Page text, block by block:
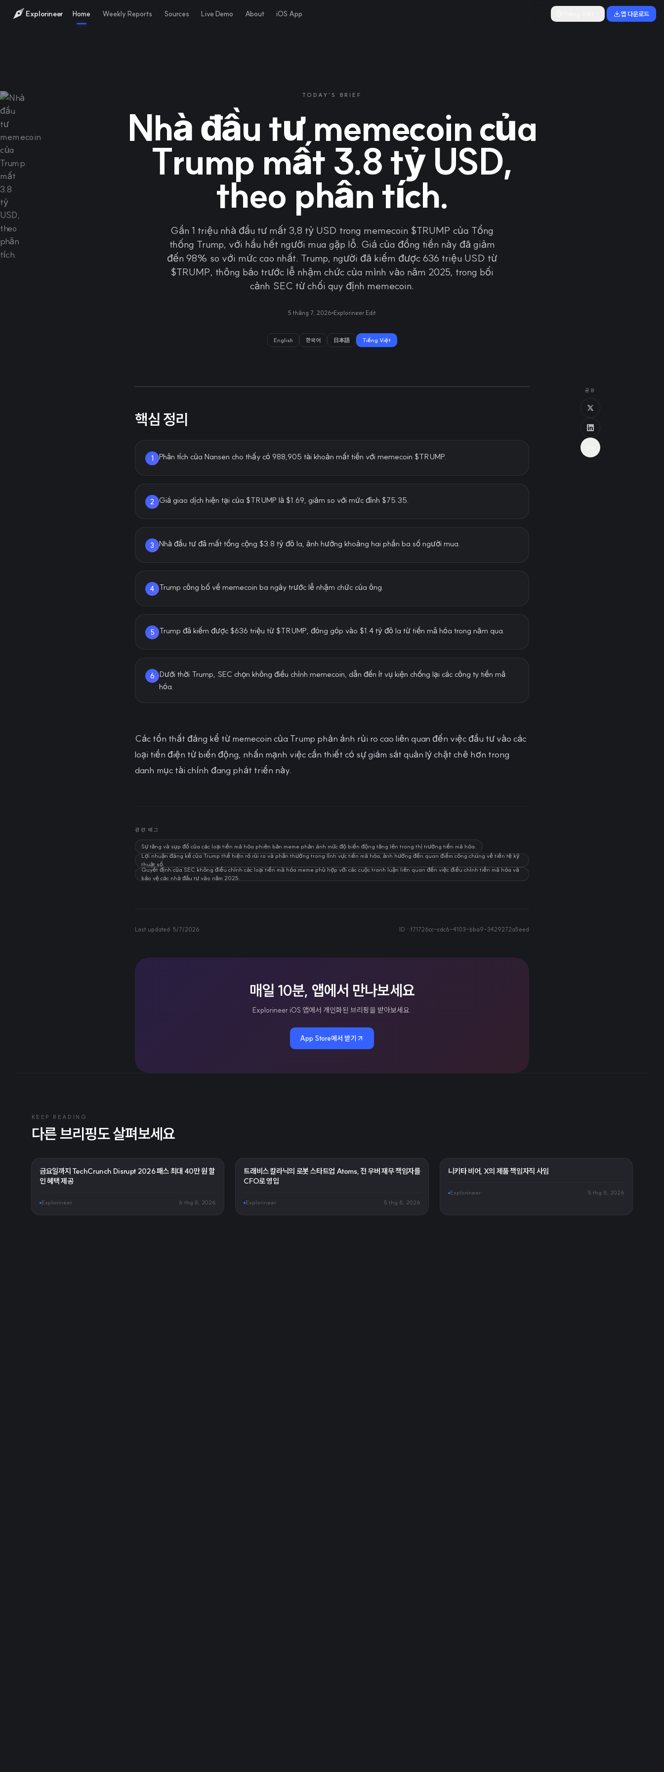
Explorineer Home Weekly Reports Sources Live Demo About iOS App 앱 다운로드
TODAY'S BRIEF
Nhà đầu tư memecoin của
Trump mất 3.8 tỷ USD,
theo phân tích.
Gần 1 triệu nhà đầu tư mất 3,8 tỷ USD trong memecoin $TRUMP của Tổng
thống Trump, với hầu hết người mua gặp lỗ. Giá của đồng tiền này đã giảm
đến 98% so với mức cao nhất. Trump, người đã kiếm được 636 triệu USD từ
$TRUMP, thông báo trước lễ nhậm chức của mình vào năm 2025, trong bối
cảnh SEC từ chối quy định memecoin.
5 tháng 7, 2026 Explorineer Edit
English 한국어 日本語 Tiếng Việt
핵심 정리
1 Phân tích của Nansen cho thấy có 988,905 tài khoản mất tiền với memecoin $TRUMP.
2 Giá giao dịch hiện tại của $TRUMP là $1.69, giảm so với mức đỉnh $75.35.
3 Nhà đầu tư đã mất tổng cộng $3.8 tỷ đô la, ảnh hưởng khoảng hai phần ba số người mua.
4 Trump công bố về memecoin ba ngày trước lễ nhậm chức của ông.
5 Trump đã kiếm được $636 triệu từ $TRUMP, đóng góp vào $1.4 tỷ đô la từ tiền mã hóa trong năm qua.
6
Dưới thời Trump, SEC chọn không điều chỉnh memecoin, dẫn đến ít vụ kiện chống lại các công ty tiền mã
hóa.
Các tổn thất đáng kể từ memecoin của Trump phản ánh rủi ro cao liên quan đến việc đầu tư vào các
loại tiền điện tử biến động, nhấn mạnh việc cần thiết có sự giám sát quản lý chặt chẽ hơn trong
danh mục tài chính đang phát triển này.
관련 태그
Sự tăng và sụp đổ của các loại tiền mã hóa phiên bản meme phản ánh mức độ biến động tăng lên trong thị trường tiền mã hóa.
Lợi nhuận đáng kể của Trump thể hiện rõ rủi ro và phần thưởng trong lĩnh vực tiền mã hóa, ảnh hưởng đến quan điểm công chúng về tiền tệ kỹ
thuật số.
Quyết định của SEC không điều chỉnh các loại tiền mã hóa meme phù hợp với các cuộc tranh luận liên quan đến việc điều chỉnh tiền mã hóa và
bảo vệ các nhà đầu tư vào năm 2025.
Last updated: 5/7/2026 ID · f71726cc-cdc6-4103-bba9-3429272a5eed
매일 10분, 앱에서 만나보세요
Explorineer iOS 앱에서 개인화된 브리핑을 받아보세요.
App Store에서 받기
공유
KEEP READING
다른 브리핑도 살펴보세요
금요일까지 TechCrunch Disrupt 2026 패스 최대 40만 원 할
인 혜택 제공
Explorineer 6 thg 8, 2026
트래비스 칼라닉의 로봇 스타트업 Atoms, 전 우버 재무 책임자를
CFO로 영입
Explorineer 5 thg 8, 2026
니키타 비어, X의 제품 책임자직 사임
Explorineer 5 thg 8, 2026